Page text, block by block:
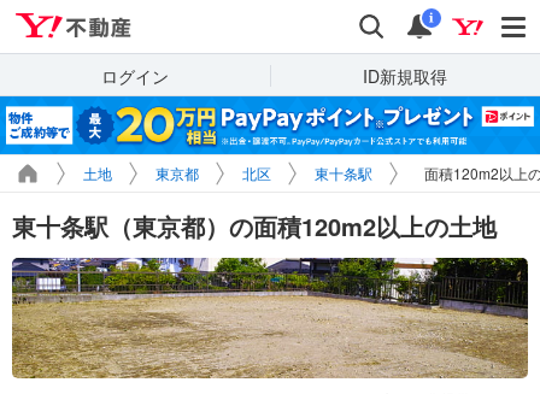
検索 通知
i
ログイン ID新規取得
土地 東京都 北区 東十条駅 面積120m2以上
東十条駅（東京都）の面積120m2以上の土地